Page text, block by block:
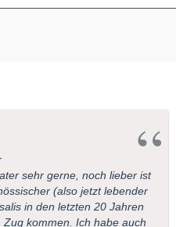
sehr gerne, noch lieber ist
(also jetzt lebender
in den letzten 20 Jahren
kommen. Ich habe auch